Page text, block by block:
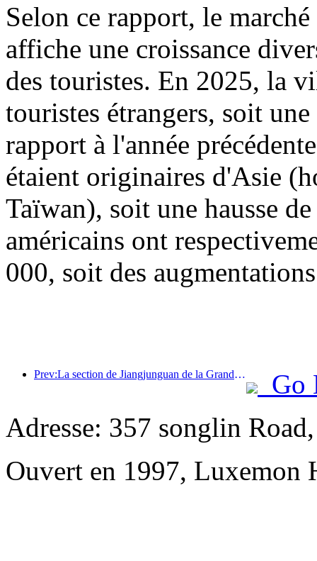
Selon ce rapport, le
affiche une croissance
des touristes. En 2025, la
touristes étrangers, soit
rapport à l'année
étaient originaires d'Asie
Taïwan), soit une hausse
américains ont
000, soit des
Prev:La section de Jiangjunguan de la Grande Muraille, située dans le district de Pinggu à Pékin, devrait ouvrir au public dès la fin de l'année 2026.
Go
Adresse: 357 songlin
Ouvert en 1997, Luxemon